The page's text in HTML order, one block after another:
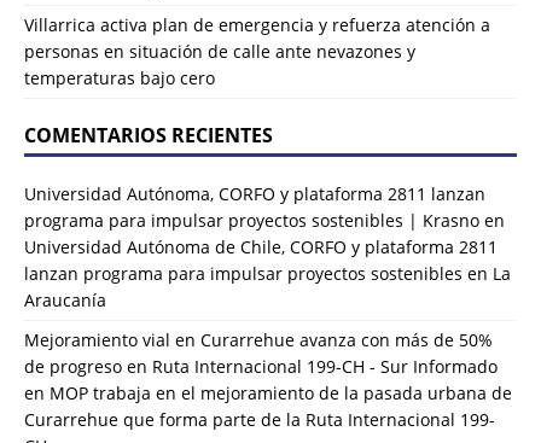
Villarrica activa plan de emergencia y refuerza atención a
personas en situación de calle ante nevazones y
temperaturas bajo cero
COMENTARIOS RECIENTES
Universidad Autónoma, CORFO y plataforma 2811 lanzan
programa para impulsar proyectos sostenibles | Krasno en
Universidad Autónoma de Chile, CORFO y plataforma 2811
lanzan programa para impulsar proyectos sostenibles en La
Araucanía
Mejoramiento vial en Curarrehue avanza con más de 50%
de progreso en Ruta Internacional 199-CH - Sur Informado
en MOP trabaja en el mejoramiento de la pasada urbana de
Curarrehue que forma parte de la Ruta Internacional 199-